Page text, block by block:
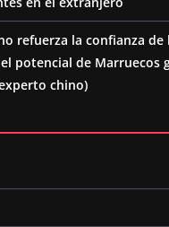
refuerza la confianza de
potencial de Marruecos
chino)